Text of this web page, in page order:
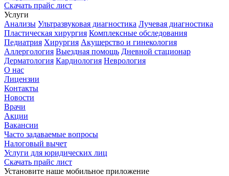
Скачать прайс лист
Услуги
Анализы Ультразвуковая диагностика Лучевая диагностика
Пластическая хирургия Комплексные обследования
Педиатрия Хирургия Акушерство и гинекология
Аллергология Выездная помощь Дневной стационар
Дерматология Кардиология Неврология
О нас
Лицензии
Контакты
Новости
Врачи
Акции
Вакансии
Часто задаваемые вопросы
Налоговый вычет
Услуги для юридических лиц
Скачать прайс лист
Установите наше мобильное приложение